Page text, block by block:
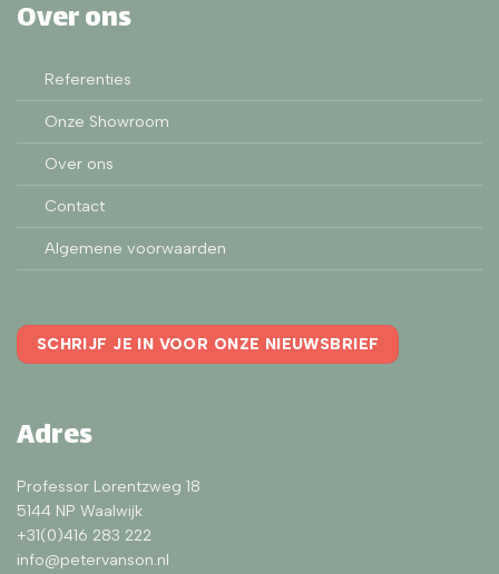
Over ons
Referenties
Onze Showroom
Over ons
Contact
Algemene voorwaarden
SCHRIJF JE IN VOOR ONZE NIEUWSBRIEF
Adres
Professor Lorentzweg 18
5144 NP Waalwijk
+31(0)416 283 222
info@petervanson.nl